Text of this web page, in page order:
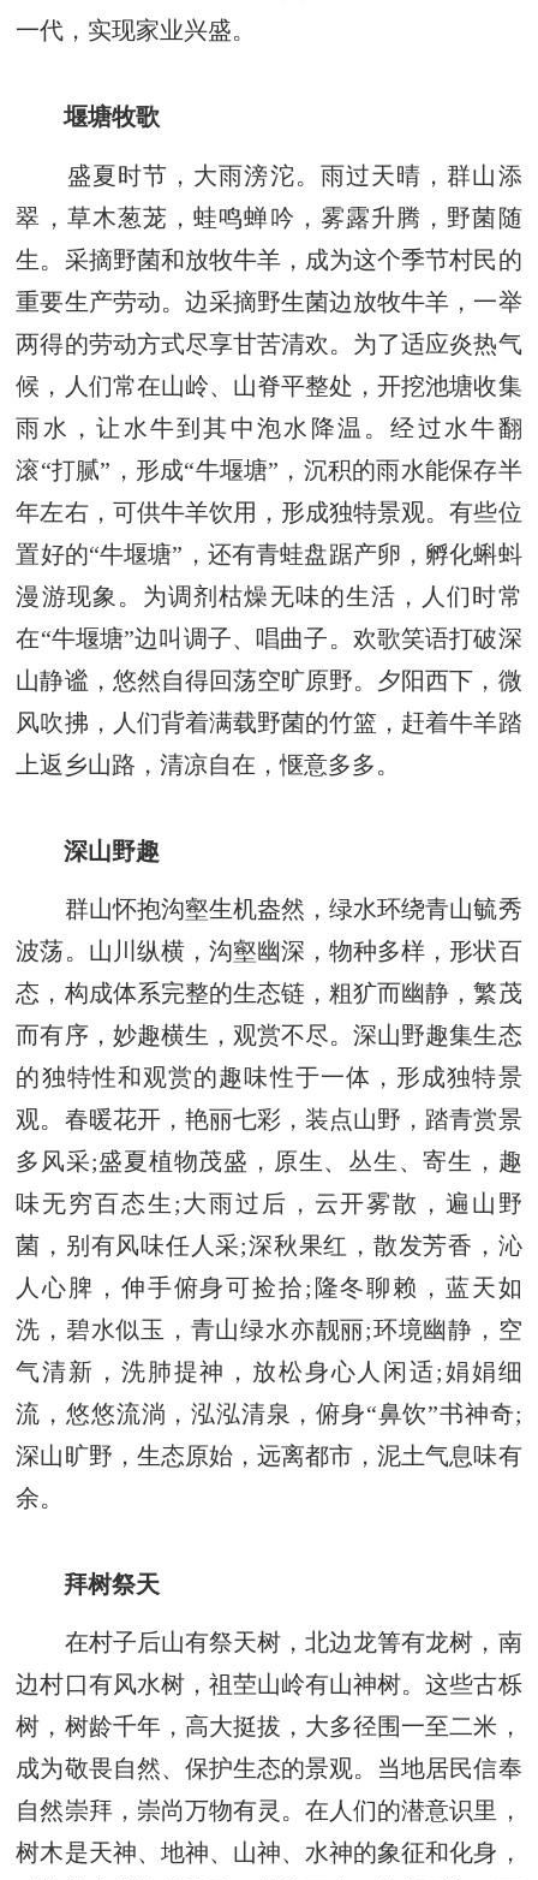
一代，实现家业兴盛。
堰塘牧歌
盛夏时节，大雨滂沱。雨过天晴，群山添
翠，草木葱茏，蛙鸣蝉吟，雾露升腾，野菌随
生。采摘野菌和放牧牛羊，成为这个季节村民的
重要生产劳动。边采摘野生菌边放牧牛羊，一举
两得的劳动方式尽享甘苦清欢。为了适应炎热气
候，人们常在山岭、山脊平整处，开挖池塘收集
雨水，让水牛到其中泡水降温。经过水牛翻
滚“打腻”，形成“牛堰塘”，沉积的雨水能保存半
年左右，可供牛羊饮用，形成独特景观。有些位
置好的“牛堰塘”，还有青蛙盘踞产卵，孵化蝌蚪
漫游现象。为调剂枯燥无味的生活，人们时常
在“牛堰塘”边叫调子、唱曲子。欢歌笑语打破深
山静谧，悠然自得回荡空旷原野。夕阳西下，微
风吹拂，人们背着满载野菌的竹篮，赶着牛羊踏
上返乡山路，清凉自在，惬意多多。
深山野趣
群山怀抱沟壑生机盎然，绿水环绕青山毓秀
波荡。山川纵横，沟壑幽深，物种多样，形状百
态，构成体系完整的生态链，粗犷而幽静，繁茂
而有序，妙趣横生，观赏不尽。深山野趣集生态
的独特性和观赏的趣味性于一体，形成独特景
观。春暖花开，艳丽七彩，装点山野，踏青赏景
多风采;盛夏植物茂盛，原生、丛生、寄生，趣
味无穷百态生;大雨过后，云开雾散，遍山野
菌，别有风味任人采;深秋果红，散发芳香，沁
人心脾，伸手俯身可捡拾;隆冬聊赖，蓝天如
洗，碧水似玉，青山绿水亦靓丽;环境幽静，空
气清新，洗肺提神，放松身心人闲适;娟娟细
流，悠悠流淌，泓泓清泉，俯身“鼻饮”书神奇;
深山旷野，生态原始，远离都市，泥土气息味有
余。
拜树祭天
在村子后山有祭天树，北边龙箐有龙树，南
边村口有风水树，祖茔山岭有山神树。这些古栎
树，树龄千年，高大挺拔，大多径围一至二米，
成为敬畏自然、保护生态的景观。当地居民信奉
自然崇拜，崇尚万物有灵。在人们的潜意识里，
树木是天神、地神、山神、水神的象征和化身，